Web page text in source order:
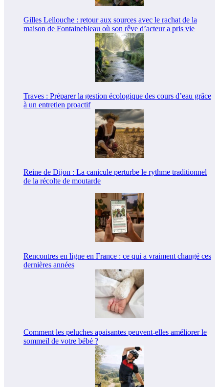
Gilles Lellouche : retour aux sources avec le rachat de la
maison de Fontainebleau où son rêve d’acteur a pris vie
Traves : Préparer la gestion écologique des cours d’eau grâce
à un entretien proactif
Reine de Dijon : La canicule perturbe le rythme traditionnel
de la récolte de moutarde
Rencontres en ligne en France : ce qui a vraiment changé ces
dernières années
Comment les peluches apaisantes peuvent-elles améliorer le
sommeil de votre bébé ?